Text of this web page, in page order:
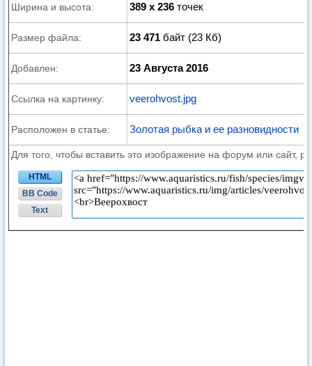
Ширина и высота: 389 x 236 точек
Размер файла: 23 471 байт (23 Кб)
Добавлен: 23 Августа 2016
Ссылка на картинку: veerohvost.jpg
Расположен в статье: Золотая рыбка и ее разновидности
Для того, чтобы вставить это изображение на форум или сайт,
HTML
BB Code
Text